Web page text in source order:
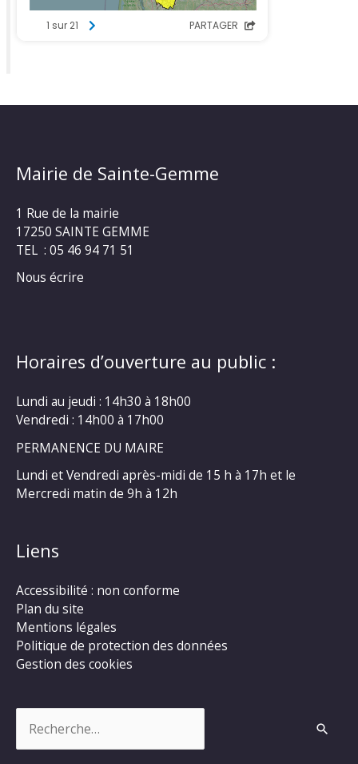
Mairie de Sainte-Gemme
1 Rue de la mairie
17250 SAINTE GEMME
TEL : 05 46 94 71 51
Nous écrire
Horaires d’ouverture au public :
Lundi au jeudi : 14h30 à 18h00
Vendredi : 14h00 à 17h00
PERMANENCE DU MAIRE
Lundi et Vendredi après-midi de 15 h à 17h et le
Mercredi matin de 9h à 12h
Liens
Accessibilité : non conforme
Plan du site
Mentions légales
Politique de protection des données
Gestion des cookies